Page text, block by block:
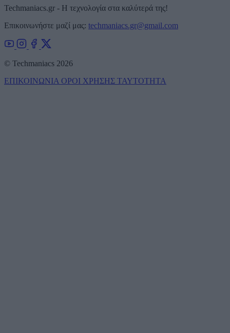
Techmaniacs.gr - Η τεχνολογία στα καλύτερά της!
Επικοινωνήστε μαζί μας: techmaniacs.gr@gmail.com
© Techmaniacs 2026
ΕΠΙΚΟΙΝΩΝΙΑ ΟΡΟΙ ΧΡΗΣΗΣ ΤΑΥΤΟΤΗΤΑ